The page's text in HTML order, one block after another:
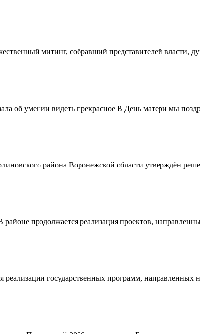
митинг, собравший представителей власти,
об умении видеть прекрасное В День матери мы
района Воронежской области утверждён
продолжается реализация проектов,
реализации государственных программ,